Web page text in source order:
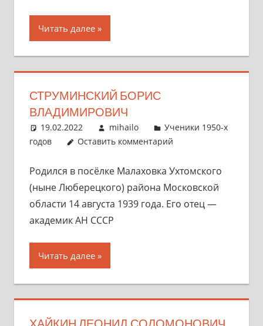
Читать далее
СТРУМИНСКИЙ БОРИС
ВЛАДИМИРОВИЧ
19.02.2022 mihailo
Ученики 1950-х
годов
Оставить комментарий
Родился в посёлке Малаховка Ухтомского
(ныне Люберецкого) района Московской
области 14 августа 1939 года. Его отец —
академик АН СССР
Читать далее